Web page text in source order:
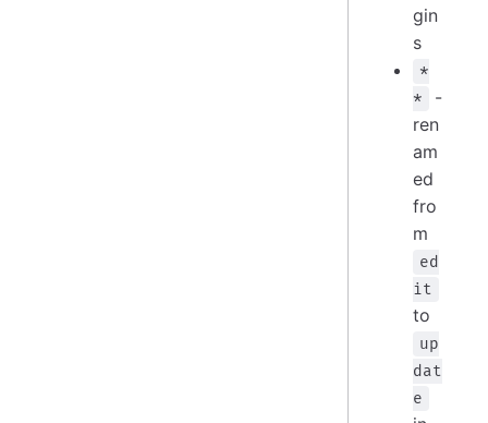
gin
s
*
*
-
ren
am
ed
fro
m
ed
it
to
up
dat
e